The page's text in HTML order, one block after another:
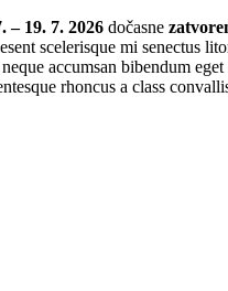
– 19. 7. 2026 dočasne
scelerisque mi senectus
accumsan bibendum
rhoncus a class